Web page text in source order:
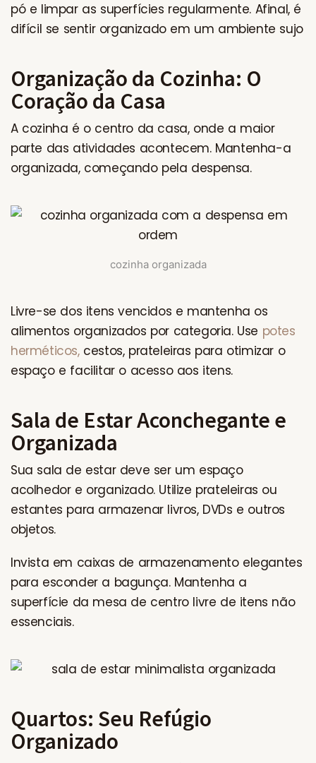
pó e limpar as superfícies regularmente. Afinal, é
difícil se sentir organizado em um ambiente sujo
Organização da Cozinha: O
Coração da Casa
A cozinha é o centro da casa, onde a maior
parte das atividades acontecem. Mantenha-a
organizada, começando pela despensa.
cozinha organizada
Livre-se dos itens vencidos e mantenha os
alimentos organizados por categoria. Use potes
herméticos,cestos, prateleiras para otimizar o
espaço e facilitar o acesso aos itens.
Sala de Estar Aconchegante e
Organizada
Sua sala de estar deve ser um espaço
acolhedor e organizado. Utilize prateleiras ou
estantes para armazenar livros, DVDs e outros
objetos.
Invista em caixas de armazenamento elegantes
para esconder a bagunça. Mantenha a
superfície da mesa de centro livre de itens não
essenciais.
Quartos: Seu Refúgio
Organizado